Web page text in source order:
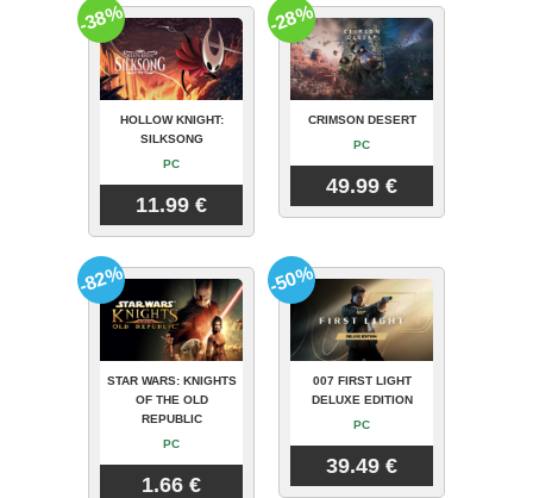
HOLLOW KNIGHT:
SILKSONG
PC
11.99 €
-38%
CRIMSON DESERT
PC
49.99 €
-28%
STAR WARS: KNIGHTS
OF THE OLD
REPUBLIC
PC
1.66 €
-82%
007 FIRST LIGHT
DELUXE EDITION
PC
39.49 €
-50%